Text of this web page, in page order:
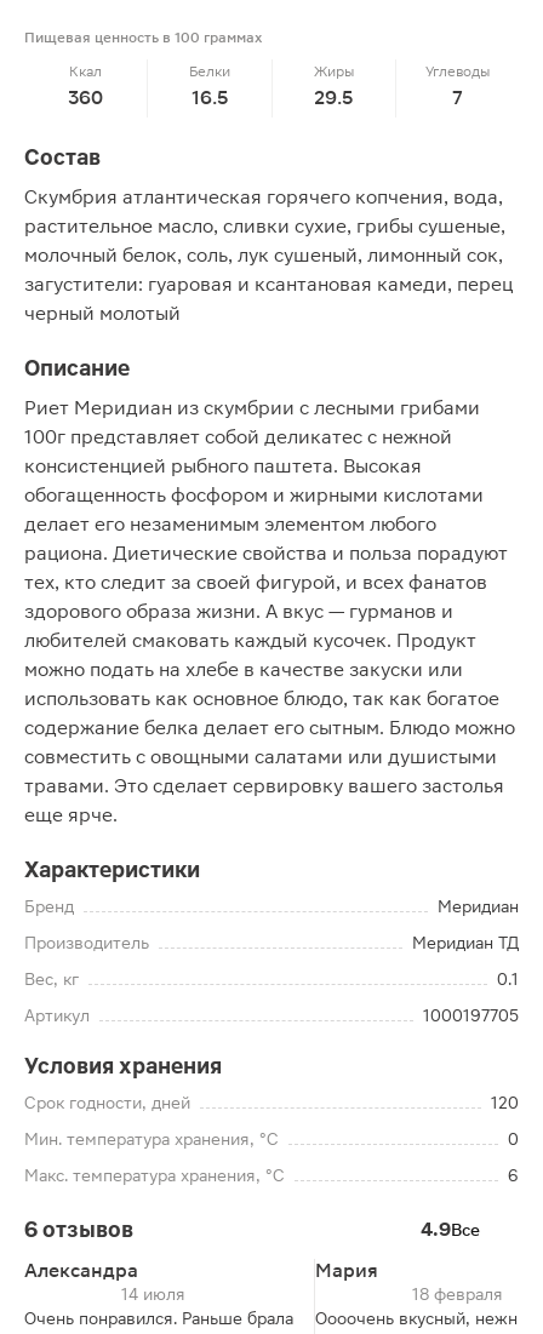
Пищевая ценность в 100 граммах
Ккал
360
Белки
16.5
Жиры
29.5
Углеводы
7
Состав
Скумбрия атлантическая горячего копчения, вода,
растительное масло, сливки сухие, грибы сушеные,
молочный белок, соль, лук сушеный, лимонный сок,
загустители: гуаровая и ксантановая камеди, перец
черный молотый
Описание
Риет Меридиан из скумбрии с лесными грибами
100г представляет собой деликатес с нежной
консистенцией рыбного паштета. Высокая
обогащенность фосфором и жирными кислотами
делает его незаменимым элементом любого
рациона. Диетические свойства и польза порадуют
тех, кто следит за своей фигурой, и всех фанатов
здорового образа жизни. А вкус — гурманов и
любителей смаковать каждый кусочек. Продукт
можно подать на хлебе в качестве закуски или
использовать как основное блюдо, так как богатое
содержание белка делает его сытным. Блюдо можно
совместить с овощными салатами или душистыми
травами. Это сделает сервировку вашего застолья
еще ярче.
Характеристики
Бренд
Меридиан
Производитель
Меридиан ТД
Вес, кг
0.1
Артикул
1000197705
Условия хранения
Срок годности, дней
120
Мин. температура хранения, °C
0
Макс. температура хранения, °C
6
6 отзывов 4.9Все
Александра
14 июля
Очень понравился. Раньше брала
Мария
18 февраля
Оооочень вкусный, нежный